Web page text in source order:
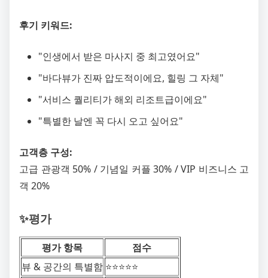
후기 키워드:
"인생에서 받은 마사지 중 최고였어요"
"바다뷰가 진짜 압도적이에요, 힐링 그 자체"
"서비스 퀄리티가 해외 리조트급이에요"
"특별한 날엔 꼭 다시 오고 싶어요"
고객층 구성:
고급 관광객 50% / 기념일 커플 30% / VIP 비즈니스 고
객 20%
✨평가
평가 항목
점수
뷰 & 공간의 특별함 ⭐️⭐️⭐️⭐️⭐️